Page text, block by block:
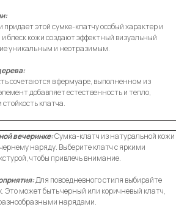
этой сумке-клатчу особый характер и
блеск кожи создают эффектный визуальный
уникальным и неотразимым.
сочетаются в фермуаре, выполненном из
добавляет естественность и тепло,
клатча.
вечеринке:Сумка-клатч из натуральной кожи
наряду. Выберите клатч с яркими
чтобы привлечь внимание.
Для повседневного стиля выбирайте
Это может быть черный или коричневый клатч,
нарядами.